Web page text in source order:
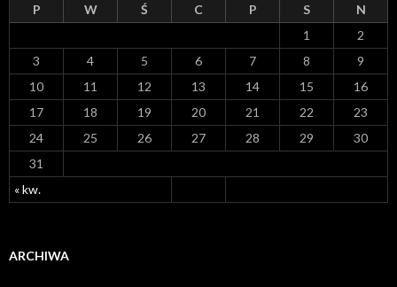
P W Ś C P S N
« kw.
1
2
3
4 5 6 7 8
9
10
11 12 13 14 15
16
17
18 19 20 21 22
23
24
25 26 27 28 29
30
31
ARCHIWA